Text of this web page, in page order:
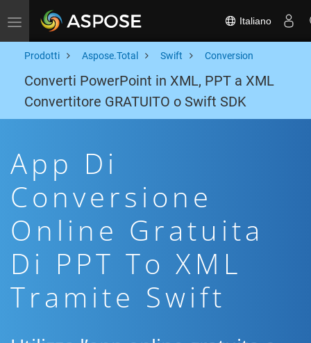
Toggle navigation Italiano
Prodotti Aspose.Total Swift Conversion
Converti PowerPoint in XML, PPT a XML
Convertitore GRATUITO o Swift SDK
App Di
Conversione
Online Gratuita
Di PPT To XML
Tramite Swift